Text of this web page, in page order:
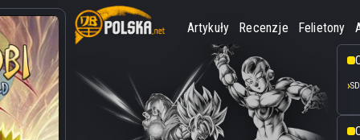
Artykuły Recenzje Felietony